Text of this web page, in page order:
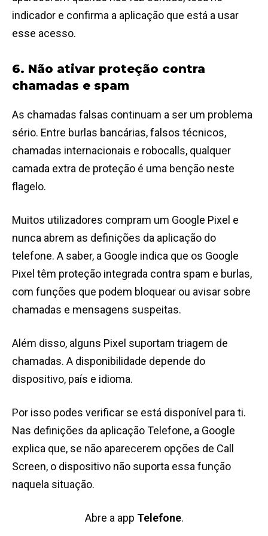
indicador e confirma a aplicação que está a usar
esse acesso.
6. Não ativar proteção contra
chamadas e spam
As chamadas falsas continuam a ser um problema
sério. Entre burlas bancárias, falsos técnicos,
chamadas internacionais e robocalls, qualquer
camada extra de proteção é uma benção neste
flagelo.
Muitos utilizadores compram um Google Pixel e
nunca abrem as definições da aplicação do
telefone. A saber, a Google indica que os Google
Pixel têm proteção integrada contra spam e burlas,
com funções que podem bloquear ou avisar sobre
chamadas e mensagens suspeitas.
Além disso, alguns Pixel suportam triagem de
chamadas. A disponibilidade depende do
dispositivo, país e idioma.
Por isso podes verificar se está disponível para ti.
Nas definições da aplicação Telefone, a Google
explica que, se não aparecerem opções de Call
Screen, o dispositivo não suporta essa função
naquela situação.
Abre a app Telefone.